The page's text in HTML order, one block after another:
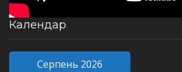
Календар
Серпень 2026